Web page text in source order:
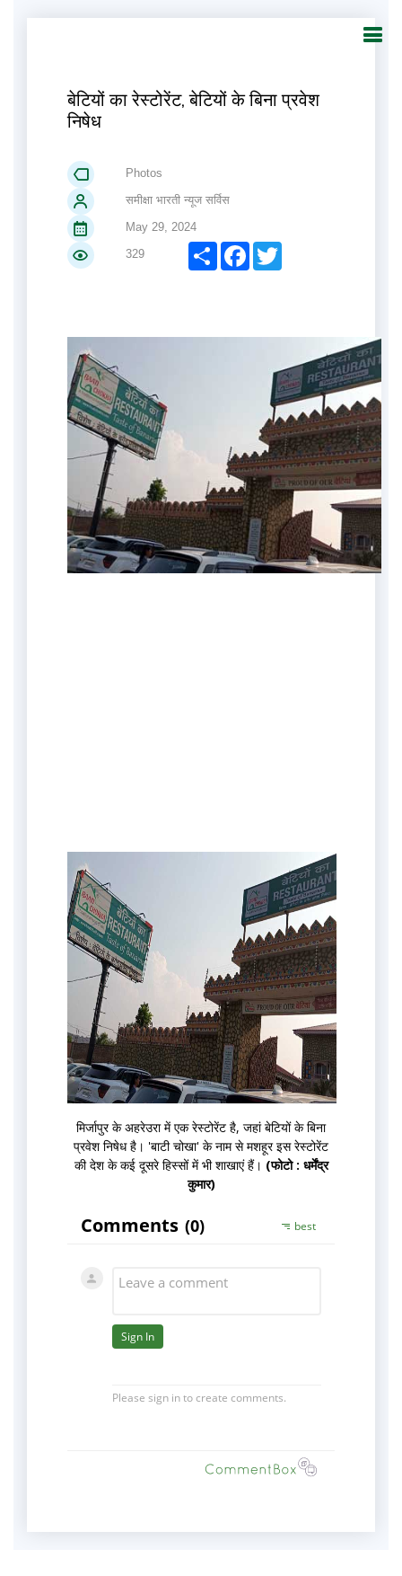
बेटियों का रेस्टोरेंट, बेटियों के बिना प्रवेश
निषेध
Photos
समीक्षा भारती न्यूज सर्विस
May 29, 2024
329
ShareFacebook
मिर्जापुर के अहरेउरा में एक रेस्टोरेंट है, जहां बेटियों के बिना
प्रवेश निषेध है। 'बाटी चोखा' के नाम से मशहूर इस रेस्टोरेंट
की देश के कई दूसरे हिस्सों में भी शाखाएं हैं। (फोटो : धर्मेंद्र
कुमार)